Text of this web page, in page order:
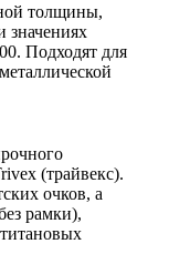
толщины,
значениях
Подходят для
(трайвекс).
очков, а
рамки),